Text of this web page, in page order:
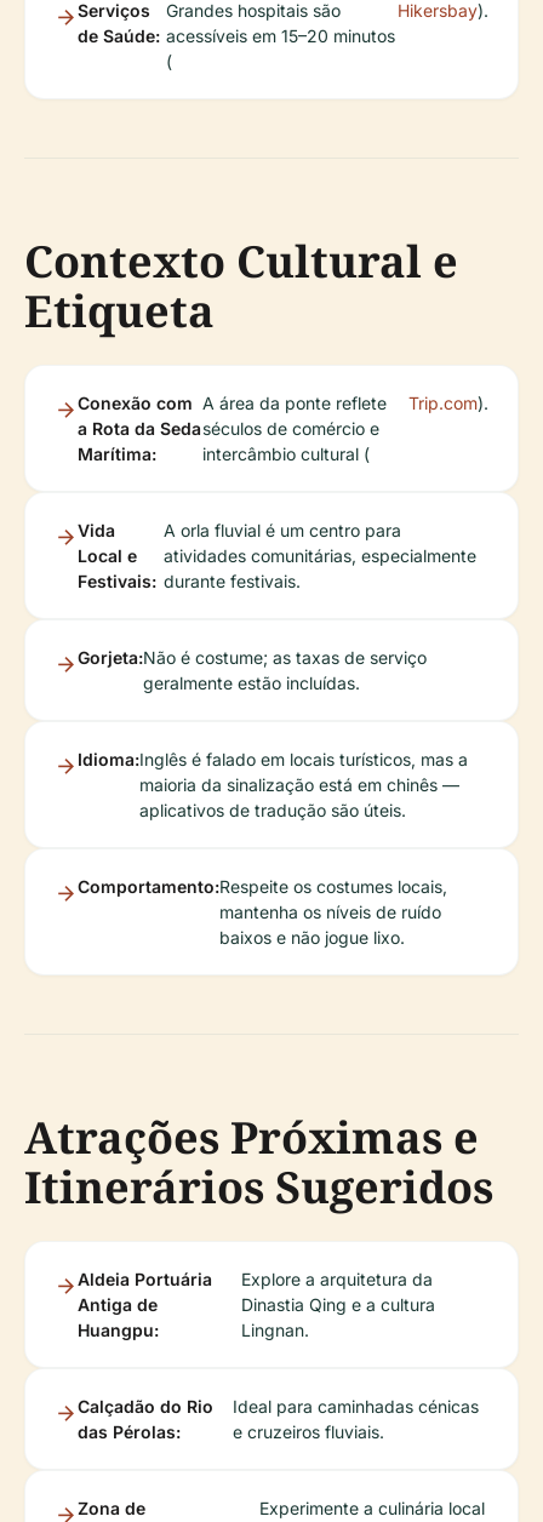
Serviços
de Saúde:
Grandes hospitais são
acessíveis em 15–20 minutos
(
Hikersbay).
Contexto Cultural e
Etiqueta
Conexão com
a Rota da Seda
Marítima:
A área da ponte reflete
séculos de comércio e
intercâmbio cultural (
Trip.com).
Vida
Local e
Festivais:
A orla fluvial é um centro para
atividades comunitárias, especialmente
durante festivais.
Gorjeta:Não é costume; as taxas de serviço
geralmente estão incluídas.
Idioma:Inglês é falado em locais turísticos, mas a
maioria da sinalização está em chinês —
aplicativos de tradução são úteis.
Comportamento:Respeite os costumes locais,
mantenha os níveis de ruído
baixos e não jogue lixo.
Atrações Próximas e
Itinerários Sugeridos
Aldeia Portuária
Antiga de
Huangpu:
Explore a arquitetura da
Dinastia Qing e a cultura
Lingnan.
Calçadão do Rio
das Pérolas:
Ideal para caminhadas cénicas
e cruzeiros fluviais.
Zona de
Experimente a culinária local